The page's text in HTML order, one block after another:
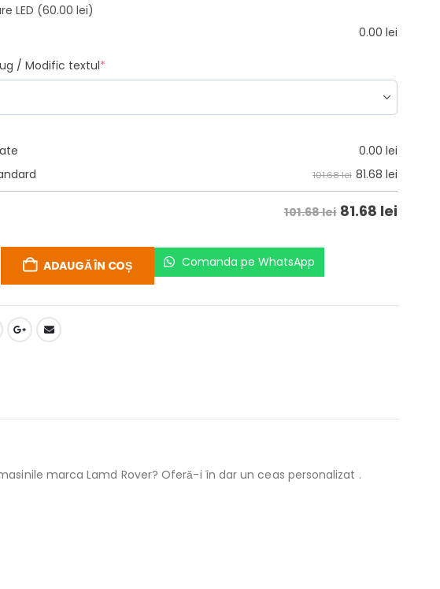
LED (60.00 lei)
0.00 lei
/ Modific textul*
0.00 lei
101.68 lei 81.68 lei
101.68 lei 81.68 lei
ADAUGĂ ÎN COȘ Comanda pe WhatsApp
marca Lamd Rover? Oferă-i în dar un ceas personalizat .